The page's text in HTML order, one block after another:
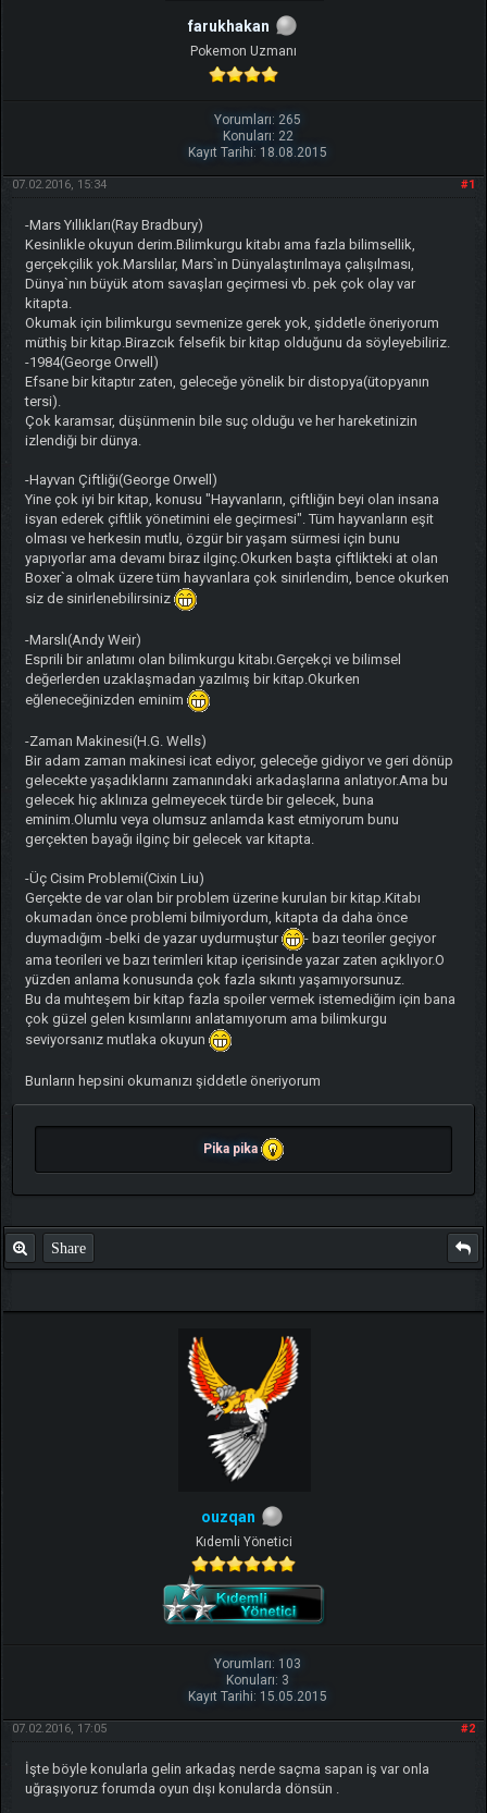
farukhakan
Pokemon Uzmanı
Yorumları: 265
Konuları: 22
Kayıt Tarihi: 18.08.2015
#1
07.02.2016, 15:34
-Mars Yıllıkları(Ray Bradbury)
Kesinlikle okuyun derim.Bilimkurgu kitabı ama fazla bilimsellik,
gerçekçilik yok.Marslılar, Mars`ın Dünyalaştırılmaya çalışılması,
Dünya`nın büyük atom savaşları geçirmesi vb. pek çok olay var
kitapta.
Okumak için bilimkurgu sevmenize gerek yok, şiddetle öneriyorum
müthiş bir kitap.Birazcık felsefik bir kitap olduğunu da söyleyebiliriz.
-1984(George Orwell)
Efsane bir kitaptır zaten, geleceğe yönelik bir distopya(ütopyanın
tersi).
Çok karamsar, düşünmenin bile suç olduğu ve her hareketinizin
izlendiği bir dünya.
-Hayvan Çiftliği(George Orwell)
Yine çok iyi bir kitap, konusu "Hayvanların, çiftliğin beyi olan insana
isyan ederek çiftlik yönetimini ele geçirmesi". Tüm hayvanların eşit
olması ve herkesin mutlu, özgür bir yaşam sürmesi için bunu
yapıyorlar ama devamı biraz ilginç.Okurken başta çiftlikteki at olan
Boxer`a olmak üzere tüm hayvanlara çok sinirlendim, bence okurken
siz de sinirlenebilirsiniz
-Marslı(Andy Weir)
Esprili bir anlatımı olan bilimkurgu kitabı.Gerçekçi ve bilimsel
değerlerden uzaklaşmadan yazılmış bir kitap.Okurken
eğleneceğinizden eminim
-Zaman Makinesi(H.G. Wells)
Bir adam zaman makinesi icat ediyor, geleceğe gidiyor ve geri dönüp
gelecekte yaşadıklarını zamanındaki arkadaşlarına anlatıyor.Ama bu
gelecek hiç aklınıza gelmeyecek türde bir gelecek, buna
eminim.Olumlu veya olumsuz anlamda kast etmiyorum bunu
gerçekten bayağı ilginç bir gelecek var kitapta.
-Üç Cisim Problemi(Cixin Liu)
Gerçekte de var olan bir problem üzerine kurulan bir kitap.Kitabı
okumadan önce problemi bilmiyordum, kitapta da daha önce
duymadığım -belki de yazar uydurmuştur
- bazı teoriler geçiyor
ama teorileri ve bazı terimleri kitap içerisinde yazar zaten açıklıyor.O
yüzden anlama konusunda çok fazla sıkıntı yaşamıyorsunuz.
Bu da muhteşem bir kitap fazla spoiler vermek istemediğim için bana
çok güzel gelen kısımlarını anlatamıyorum ama bilimkurgu
seviyorsanız mutlaka okuyun
Bunların hepsini okumanızı şiddetle öneriyorum
Pika pika
Share
ouzqan
Kıdemli Yönetici
Yorumları: 103
Konuları: 3
Kayıt Tarihi: 15.05.2015
#2
07.02.2016, 17:05
İşte böyle konularla gelin arkadaş nerde saçma sapan iş var onla
uğraşıyoruz forumda oyun dışı konularda dönsün .